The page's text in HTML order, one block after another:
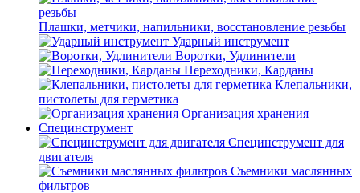
Плашки, метчики, напильники, восстановление резьбы
Ударный инструмент
Воротки, Удлинители
Переходники, Карданы
Клепальники,
пистолеты для герметика
Организация хранения
Специнструмент
Специнструмент для
двигателя
Съемники маслянных
фильтров